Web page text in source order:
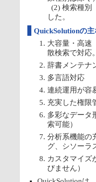
(2) 検索種別
した。
QuickSolutionの
大容量・高速
散検索で対応
辞書メンテナ
多言語対応
連続運用が容
充実した権限
多彩なデータ
索可能）
分析系機能の
グ、シソーラ
カスタマイズ
びません）